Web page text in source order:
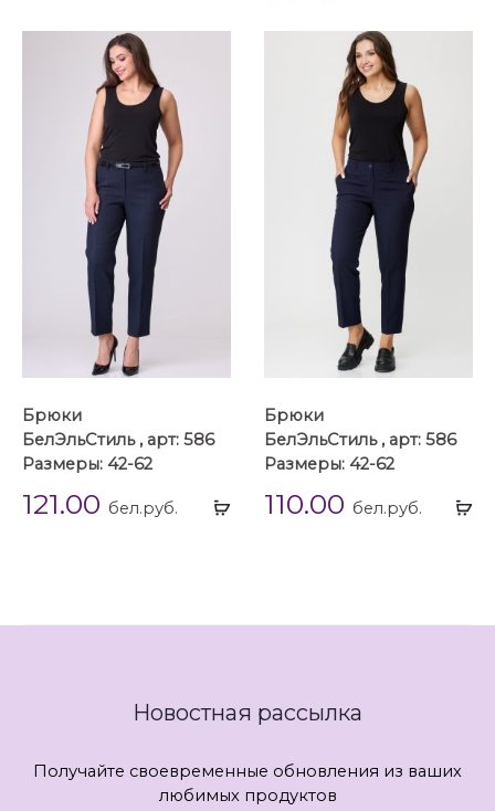
Выбрать
Брюки
БелЭльСтиль , арт: 586
Размеры: 42-62
121.00 бел.руб.
Брюки
БелЭльСтиль , арт: 586
Размеры: 42-62
110.00 бел.руб.
Новостная рассылка
Получайте своевременные обновления из ваших
любимых продуктов